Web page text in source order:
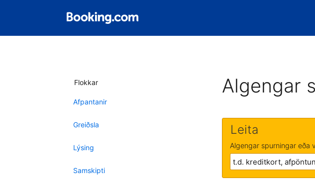
Flokkar
Afpantanir
Greiðsla
Lýsing
Samskipti
Algengar
Leita
Algengar spurningar eða